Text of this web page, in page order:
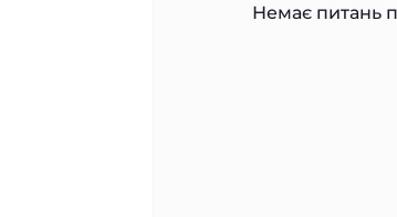
Немає питань